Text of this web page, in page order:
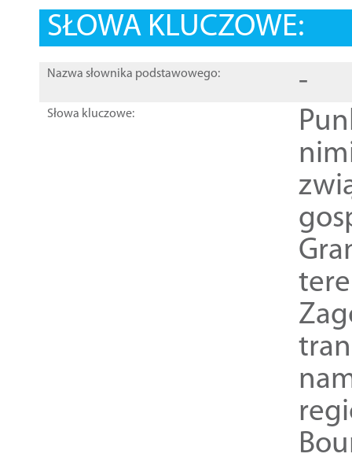
SŁOWA KLUCZOWE:
Nazwa słownika podstawowego: -
Słowa kluczowe: